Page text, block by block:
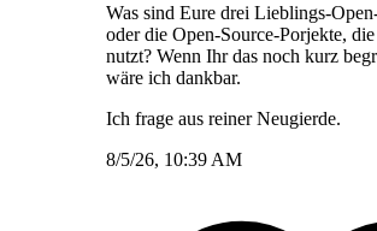
Was sind Eure drei Lieblings-
oder die Open-Source-Porjekte,
nutzt? Wenn Ihr das noch kurz
wäre ich dankbar.
Ich frage aus reiner Neugierde.
8/5/26, 10:39 AM